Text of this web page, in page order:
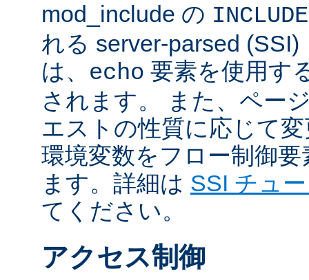
mod_include の
れる server-parsed
は、 echo 要素を使用す
されます。 また、ペー
エストの性質に応じて
環境変数をフロー制御
ます。詳細は SSI チュ
てください。
アクセス制御